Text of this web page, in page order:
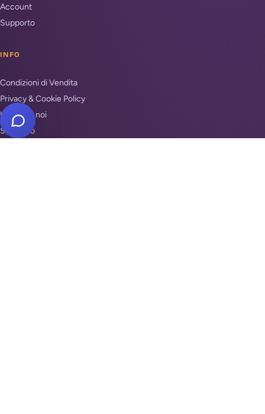
Account
Supporto
INFO
Condizioni di Vendita
Privacy & Cookie Policy
Unisciti a noi
Supporto